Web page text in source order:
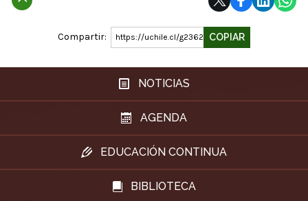
Compartir: https://uchile.cl/g236234COPIAR
NOTICIAS
AGENDA
EDUCACIÓN CONTINUA
BIBLIOTECA